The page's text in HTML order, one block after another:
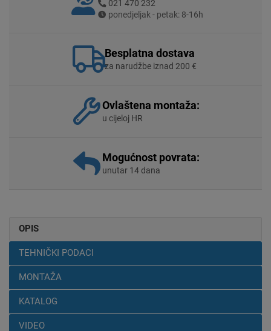
021 470 232
ponedjeljak - petak: 8-16h
Besplatna dostava
za narudžbe iznad 200 €
Ovlaštena montaža:
u cijeloj HR
Mogućnost povrata:
unutar 14 dana
OPIS
TEHNIČKI PODACI
MONTAŽA
KATALOG
VIDEO